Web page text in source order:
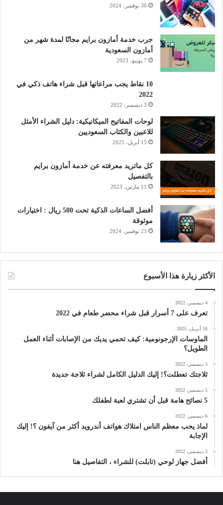
30 نوفمبر، 2024
جرب خدمة أمازون برايم مجانًا لمدة شهر من
أمازون السعودية
7 يونيو، 2023
10 نقاط يجب مراعاتها قبل شراء هاتف ذكي في
2022
3 ديسمبر، 2022
لوحات المفاتيح الميكانيكية: دليل الشراء الأمثل
للاعبين والكتاب السعوديين
15 أبريل، 2025
كل ماتريد معرفته عن خدمة أمازون برايم
بالتفصيل
11 مارس، 2023
أفضل الساعات الذكية تحت 500 ريال : اختيارات
موثوقة
23 نوفمبر، 2024
الأكثر زيارة هذا الأسبوع
4 ديسمبر، 2022
تعرف على 7 أسرار قبل شراء محضر طعام في 2022
16 أبريل، 2025
الماوسات الإرجونومية: كيف تحمي يديك من الإصابات أثناء العمل
الطويل؟
5 ديسمبر، 2022
ثلاجتك تعطلت؟! إليك الدليل الكامل لشراء ثلاجة جديدة
5 ديسمبر، 2022
5 نصائح هامة قبل أن تشتري لعبة لطفلك
6 ديسمبر، 2022
لماذ يحب معظم الناس امتلاك هواتف أندرويد أكثر من آيفون ؟! إليك
الإجابة
5 ديسمبر، 2022
أفضل جهاز لوحي (تابلت) للشراء ، التفاصيل هنا